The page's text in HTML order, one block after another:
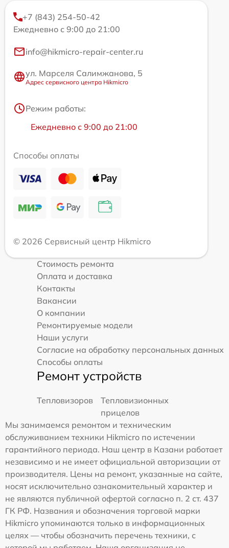
+7 (843) 254-50-42
Ежедневно с 9:00 до 21:00
info@hikmicro-repair-center.ru
ул. Марселя Салимжанова, 5
Адрес сервисного центра Hikmicro
Режим работы:
Ежедневно с 9:00 до 21:00
Способы оплаты
© 2026 Сервисный центр Hikmicro
Стоимость ремонта
Оплата и доставка
Контакты
Вакансии
О компании
Ремонтируемые модели
Наши услуги
Согласие на обработку персональных данных
Способы оплаты
Ремонт устройств
Тепловизоров
Тепловизионных
прицелов
Мы занимаемся ремонтом и техническим
обслуживанием техники Hikmicro по истечении
гарантийного периода. Наш центр в Казани работает
независимо и не имеет официальной авторизации от
производителя. Цены на ремонт, указанные на сайте,
носят исключительно ознакомительный характер и
не являются публичной офертой согласно п. 2 ст. 437
ГК РФ. Названия и обозначения торговой марки
Hikmicro упоминаются только в информационных
целях — чтобы обозначить перечень техники, с